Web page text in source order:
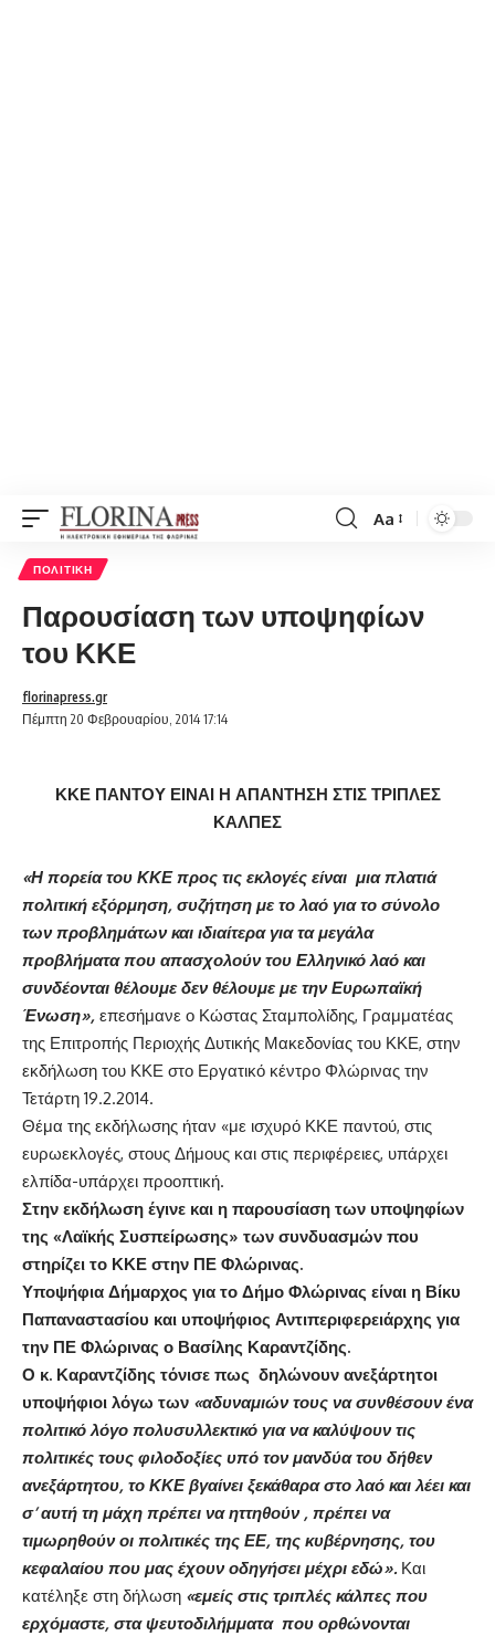
Font
Aa
ΠΟΛΙΤΙΚΉ
Παρουσίαση των υποψηφίων
του ΚΚΕ
Πέμπτη 20 Φεβρουαρίου, 2014 17:14
florinapress.gr
ΚΚΕ ΠΑΝΤΟΥ ΕΙΝΑΙ Η ΑΠΑΝΤΗΣΗ ΣΤΙΣ ΤΡΙΠΛΕΣ
ΚΑΛΠΕΣ
«Η πορεία του ΚΚΕ προς τις εκλογές είναι μια πλατιά
πολιτική εξόρμηση, συζήτηση με το λαό για το σύνολο
των προβλημάτων και ιδιαίτερα για τα μεγάλα
προβλήματα που απασχολούν του Ελληνικό λαό και
συνδέονται θέλουμε δεν θέλουμε με την Ευρωπαϊκή
Ένωση», επεσήμανε ο Κώστας Σταμπολίδης, Γραμματέας
της Επιτροπής Περιοχής Δυτικής Μακεδονίας του ΚΚΕ, στην
εκδήλωση του ΚΚΕ στο Εργατικό κέντρο Φλώρινας την
Τετάρτη 19.2.2014.
Θέμα της εκδήλωσης ήταν «με ισχυρό ΚΚΕ παντού, στις
ευρωεκλογές, στους Δήμους και στις περιφέρειες, υπάρχει
ελπίδα-υπάρχει προοπτική.
Στην εκδήλωση έγινε και η παρουσίαση των υποψηφίων
της «Λαϊκής Συσπείρωσης» των συνδυασμών που
στηρίζει το ΚΚΕ στην ΠΕ Φλώρινας.
Υποψήφια Δήμαρχος για το Δήμο Φλώρινας είναι η Βίκυ
Παπαναστασίου και υποψήφιος Αντιπεριφερειάρχης για
την ΠΕ Φλώρινας ο Βασίλης Καραντζίδης.
Ο κ. Καραντζίδης τόνισε πως δηλώνουν ανεξάρτητοι
υποψήφιοι λόγω των «αδυναμιών τους να συνθέσουν ένα
πολιτικό λόγο πολυσυλλεκτικό για να καλύψουν τις
πολιτικές τους φιλοδοξίες υπό τον μανδύα του δήθεν
ανεξάρτητου, το ΚΚΕ βγαίνει ξεκάθαρα στο λαό και λέει και
σ’ αυτή τη μάχη πρέπει να ηττηθούν , πρέπει να
τιμωρηθούν οι πολιτικές της ΕΕ, της κυβέρνησης, του
κεφαλαίου που μας έχουν οδηγήσει μέχρι εδώ». Και
κατέληξε στη δήλωση «εμείς στις τριπλές κάλπες που
ερχόμαστε, στα ψευτοδιλήμματα που ορθώνονται